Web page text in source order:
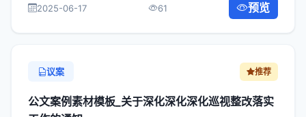
属机构： 为深入贯彻落实习近平总书记...
2025-06-17 61 预览
议案 推荐
公文案例素材模板_关于深化深化深化巡视整改落实